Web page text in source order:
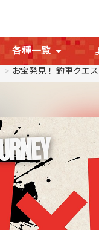
各種一覧
お宝発見！ 釣車クエス